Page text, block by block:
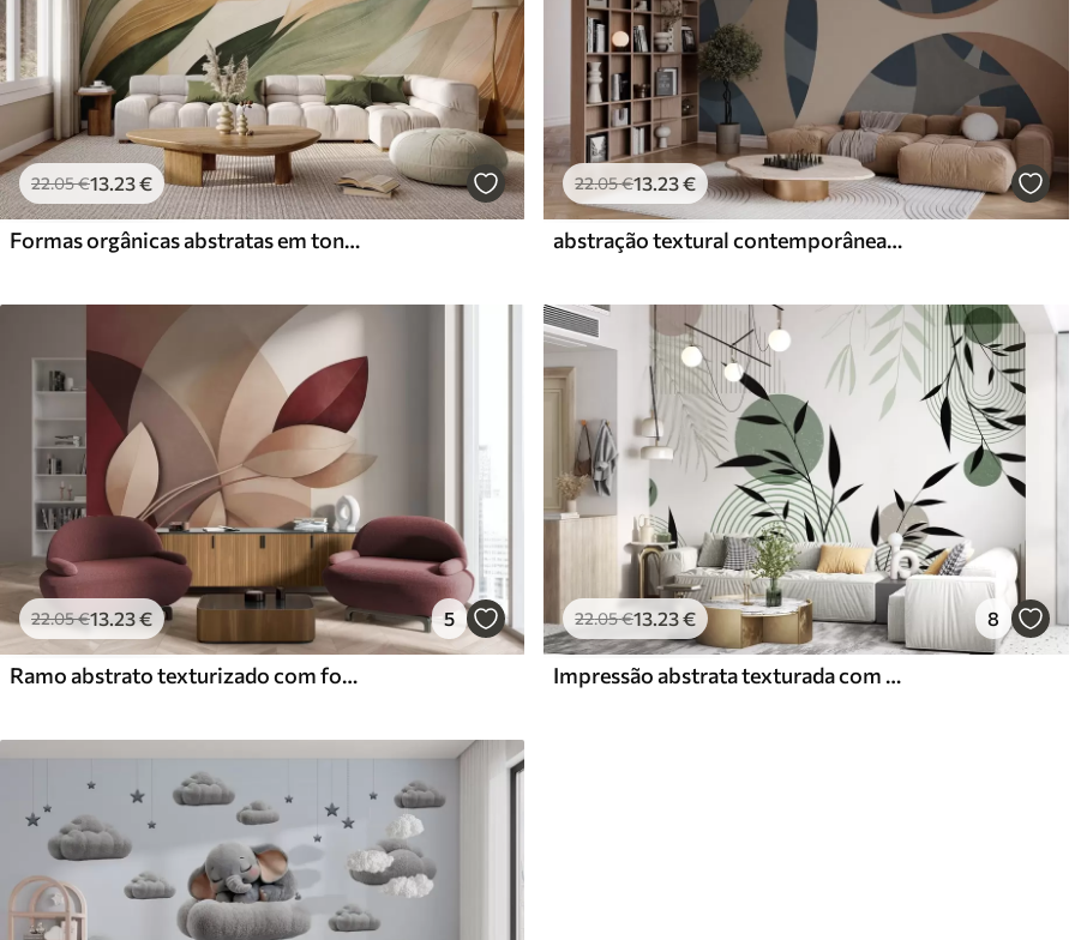
22.05€13.23€
Formas orgânicas abstratas em tons terrosos de verde, castanho e bege, com texturas fluidas
22.05€13.23€
abstração textural contemporânea em tons de azul e bege
22.05€13 .23€ 5
Ramo abstrato texturizado com folhas em tons de castanho, bege e vermelho, contra um fundo de formas abstratas
22.05€13 .23€ 8
Impressão abstrata texturada com formas geométricas, círculos e arcos e plantas pretas e verdes sobre um fundo branco